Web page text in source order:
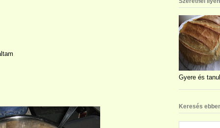
Gyere és
Keresés